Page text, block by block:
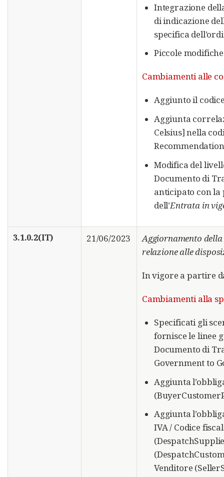
Integrazione
di indicazione
specifica
Piccole
Cambiamenti alle
Aggiunto il
Aggiunta
Celsius] nella
Modifica del
Documento di
anticipato con la
dell’Entrata in
3.1.0.2(IT) 21/06/2023
Aggiornamento
relazione alle
In vigore a partire
Cambiamenti alla
Specificati gli
fornisce le linee
Documento di
Government to
Aggiunta
Aggiunta
IVA / Codice
Venditore